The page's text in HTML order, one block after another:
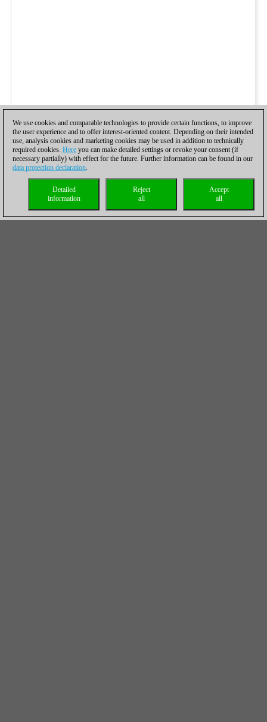
We use cookies and comparable technologies to provide certain functions, to improve
the user experience and to offer interest-oriented content. Depending on their intended
use, analysis cookies and marketing cookies may be used in addition to technically
required cookies. Here you can make detailed settings or revoke your consent (if
necessary partially) with effect for the future. Further information can be found in our
data protection declaration.
Accept
all
Reject
all
Detailed
information